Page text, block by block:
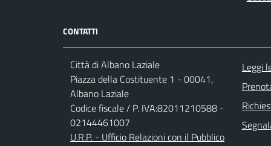
CONTATTI
Città di Albano Laziale
Piazza della Costituente 1 - 00041,
Albano Laziale
Codice fiscale / P. IVA:82011210588 -
02144461007
U.R.P. - Ufficio Relazioni con il Pubblico
Leggi